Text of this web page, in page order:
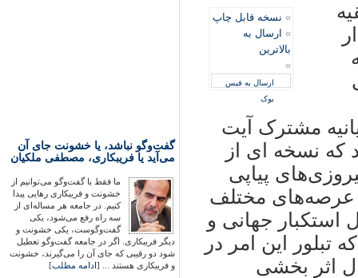
گفت‌وگو نباشد، یا خشونت جای آن
می‌آید یا فریبکاری، مصطفی ملکیان
ما فقط با گفت‌وگو می‌توانیم از
خشونت و فریبکاری رهایی پیدا
کنیم. در جامعه هر مساله‌ای از
سه راه رفع می‌شود، یکی
گفت‌وگوست، یکی خشونت و
دیگر فریبکاری. اگر در جامعه گفت‌وگو تعطیل
شود دو رقیبی که جای آن را می‌گیرند، خشونت
و فریبکاری هستند ... [ادامه مطلب]
» نسخه قابل چاپ
» ارسال به
بالاترین
»
ارسال به فیس
بوک
مشترک آيت
که نسخه ای از
پياپی
عرصه‌های مختلف
استکبار جهانی و
تبلور اين امر در
اثر بخشی